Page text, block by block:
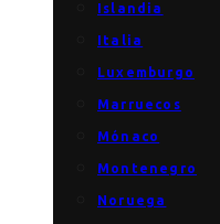
Islandia
Italia
Luxemburgo
Marruecos
Mónaco
Montenegro
Noruega